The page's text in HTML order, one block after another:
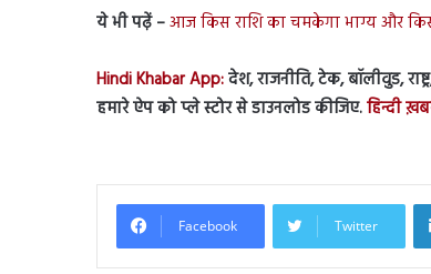
ये भी पढ़ें –आज किस राशि का चमकेगा भाग्य और
Hindi Khabar App:देश, राजनीति, टेक, बॉलीवुड,
हमारे ऐप को प्ले स्टोर से डाउनलोड कीजिए.हिन्दी
Facebook Twitter